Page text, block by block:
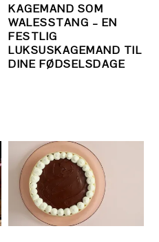
KAGEMAND SOM
WALESSTANG – EN
FESTLIG
LUKSUSKAGEMAND TIL
DINE FØDSELSDAGE